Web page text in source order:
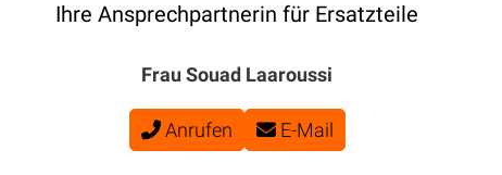
Ihre Ansprechpartnerin für Ersatzteile
Frau Souad Laaroussi
Anrufen E-Mail